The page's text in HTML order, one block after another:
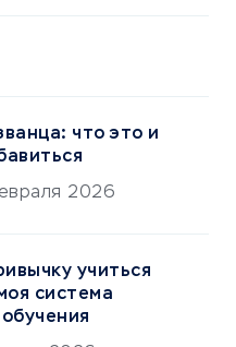
что это и
2026
учиться
система